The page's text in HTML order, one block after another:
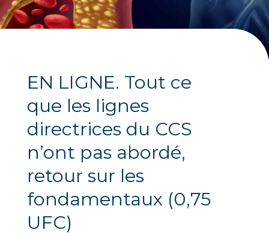
EN LIGNE. Tout ce
que les lignes
directrices du CCS
n’ont pas abordé,
retour sur les
fondamentaux (0,75
UFC)